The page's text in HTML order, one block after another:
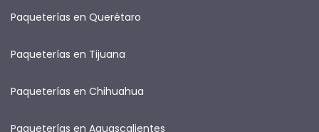
Paqueterías en Querétaro
Paqueterías en Tijuana
Paqueterías en Chihuahua
Paqueterías en Aguascalientes